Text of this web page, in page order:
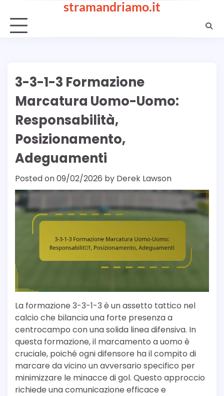
content
stramandriamo.it
3-3-1-3 Formazione
Marcatura Uomo-Uomo:
Responsabilità,
Posizionamento,
Adeguamenti
Posted on09/02/2026 by Derek Lawson
La formazione 3-3-1-3 è un assetto tattico nel
calcio che bilancia una forte presenza a
centrocampo con una solida linea difensiva. In
questa formazione, il marcamento a uomo è
cruciale, poiché ogni difensore ha il compito di
marcare da vicino un avversario specifico per
minimizzare le minacce di gol. Questo approccio
richiede una comunicazione efficace e